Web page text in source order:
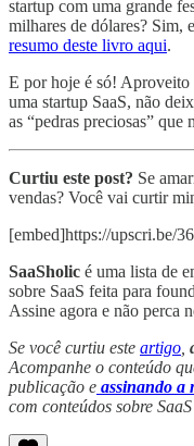
startup com uma grande
milhares de dólares? Sim,
resumo deste livro aqui.
E por hoje é só! Aproveito
uma startup SaaS, não
as “pedras preciosas” que
Curtiu este post? Se
vendas? Você vai curtir
[embed]https://upscri.be/
SaaSholic é uma lista de
sobre SaaS feita para
Assine agora e não perca
Se você curtiu este artigo
Acompanhe o conteúdo
publicação e assinando a
com conteúdos sobre